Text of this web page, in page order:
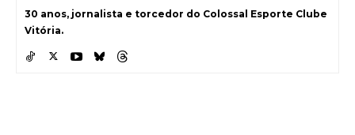
30 anos, jornalista e torcedor do Colossal Esporte Clube
Vitória.